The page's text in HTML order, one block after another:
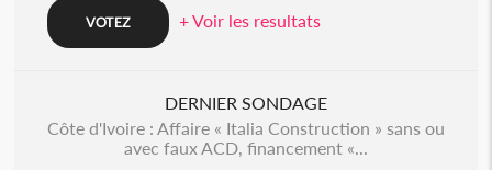
+ Voir les resultats
DERNIER SONDAGE
Côte d'Ivoire : Affaire « Italia Construction » sans ou
avec faux ACD, financement «...